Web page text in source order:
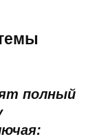
полный